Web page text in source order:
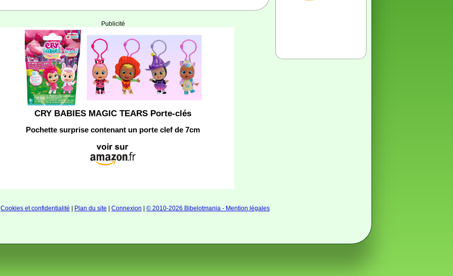
Publicité
CRY BABIES MAGIC TEARS Porte-clés
Pochette surprise contenant un porte clef de 7cm
Cookies et confidentialité Plan du site Connexion © 2010-2026 Bibelotmania - Mention légales